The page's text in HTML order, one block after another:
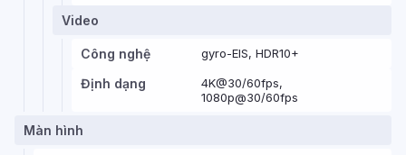
Video
Công nghệ gyro-EIS, HDR10+
Định dạng
4K@30/60fps,
1080p@30/60fps
Màn hình